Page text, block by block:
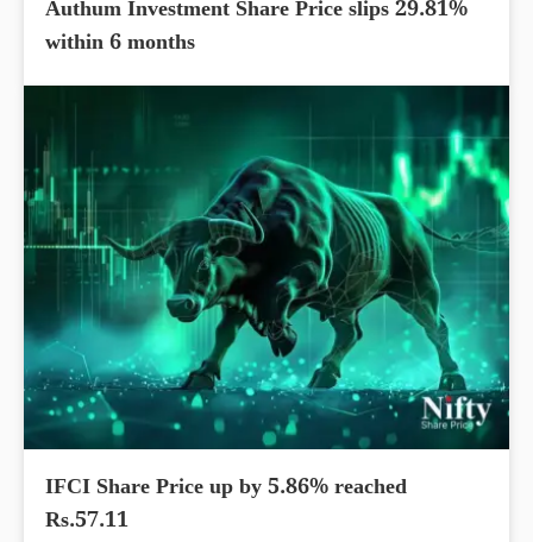
Authum Investment Share Price slips 29.81%
within 6 months
IFCI Share Price up by 5.86% reached
Rs.57.11